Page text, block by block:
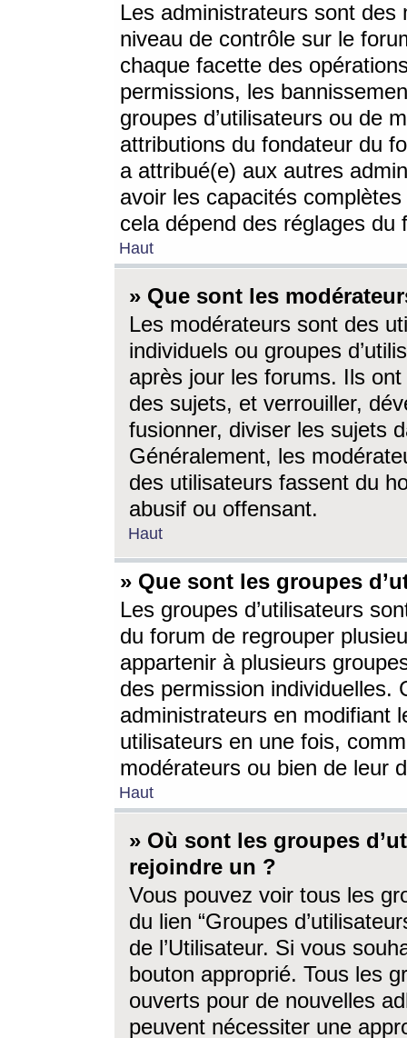
Les administrateurs sont
niveau de contrôle sur le
chaque facette des
permissions, les
groupes d’utilisateurs ou de
attributions du fondateur du
a attribué(e) aux autres
avoir les capacités
cela dépend des réglages du
Haut
» Que sont les
Les modérateurs sont des
individuels ou groupes
après jour les forums. Ils ont
des sujets, et verrouiller,
fusionner, diviser les sujets
Généralement, les
des utilisateurs fassent du
abusif ou offensant.
Haut
» Que sont les groupes
Les groupes d’utilisateurs
du forum de regrouper
appartenir à plusieurs
des permission individuelles.
administrateurs en modifiant
utilisateurs en une fois,
modérateurs ou bien de leur
Haut
» Où sont les groupes
rejoindre un ?
Vous pouvez voir tous les
du lien “Groupes
de l’Utilisateur. Si vous
bouton approprié. Tous les
ouverts pour de nouvelles
peuvent nécessiter une